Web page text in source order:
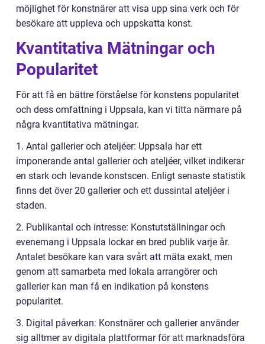
möjlighet för konstnärer att visa upp sina verk och för
besökare att uppleva och uppskatta konst.
Kvantitativa Mätningar och
Popularitet
För att få en bättre förståelse för konstens popularitet
och dess omfattning i Uppsala, kan vi titta närmare på
några kvantitativa mätningar.
1. Antal gallerier och ateljéer: Uppsala har ett
imponerande antal gallerier och ateljéer, vilket indikerar
en stark och levande konstscen. Enligt senaste statistik
finns det över 20 gallerier och ett dussintal ateljéer i
staden.
2. Publikantal och intresse: Konstutställningar och
evenemang i Uppsala lockar en bred publik varje år.
Antalet besökare kan vara svårt att mäta exakt, men
genom att samarbeta med lokala arrangörer och
gallerier kan man få en indikation på konstens
popularitet.
3. Digital påverkan: Konstnärer och gallerier använder
sig alltmer av digitala plattformar för att marknadsföra